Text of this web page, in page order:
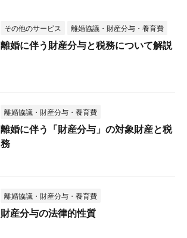
その他のサービス 離婚協議・財産分与・養育費
離婚に伴う財産分与と税務について解説
離婚協議・財産分与・養育費
離婚に伴う「財産分与」の対象財産と税
務
離婚協議・財産分与・養育費
財産分与の法律的性質